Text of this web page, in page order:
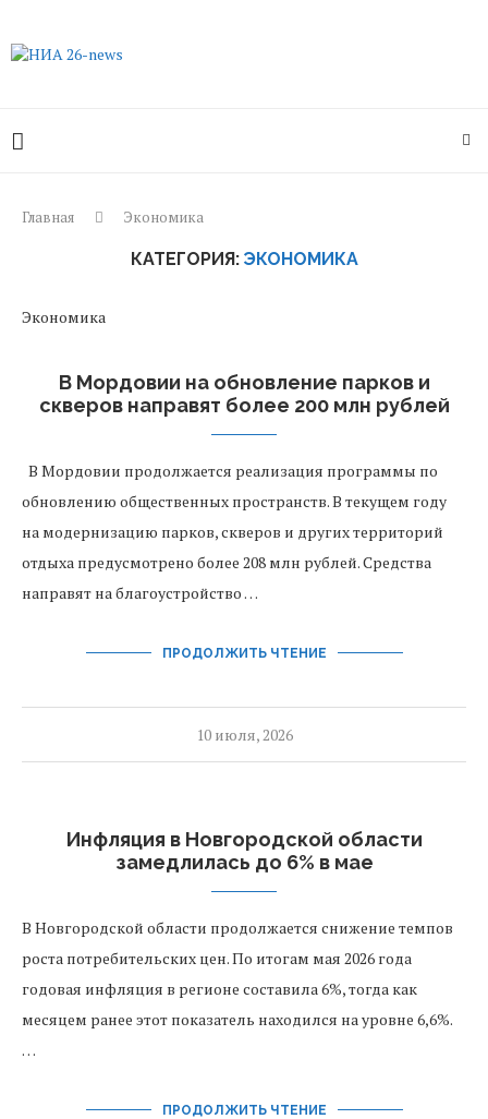
Главная Экономика
КАТЕГОРИЯ: ЭКОНОМИКА
Экономика
В Мордовии на обновление парков и
скверов направят более 200 млн рублей
В Мордовии продолжается реализация программы по
обновлению общественных пространств. В текущем году
на модернизацию парков, скверов и других территорий
отдыха предусмотрено более 208 млн рублей. Средства
направят на благоустройство …
ПРОДОЛЖИТЬ ЧТЕНИЕ
10 июля, 2026
Инфляция в Новгородской области
замедлилась до 6% в мае
В Новгородской области продолжается снижение темпов
роста потребительских цен. По итогам мая 2026 года
годовая инфляция в регионе составила 6%, тогда как
месяцем ранее этот показатель находился на уровне 6,6%.
…
ПРОДОЛЖИТЬ ЧТЕНИЕ